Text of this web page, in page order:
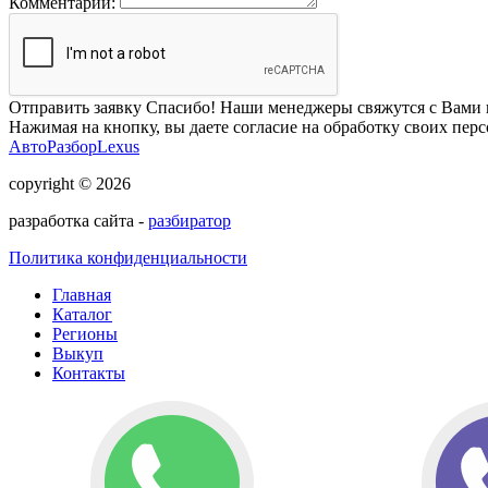
Отправить заявку Спасибо! Наши менеджеры свяжутся с Вами
Нажимая на кнопку, вы даете согласие на обработку своих
АвтоРазборLexus
copyright © 2026
разработка сайта - разбиратор
Политика конфиденциальности
Главная
Каталог
Регионы
Выкуп
Контакты